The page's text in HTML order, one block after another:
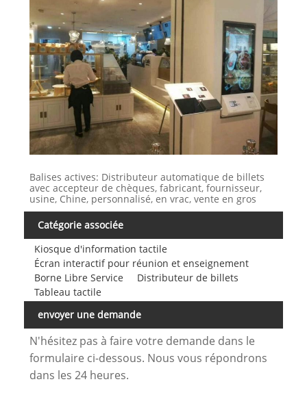
Balises actives: Distributeur automatique de billets
avec accepteur de chèques, fabricant, fournisseur,
usine, Chine, personnalisé, en vrac, vente en gros
Catégorie associée
Kiosque d'information tactile
Écran interactif pour réunion et enseignement
Borne Libre Service
Distributeur de billets
Tableau tactile
envoyer une demande
N'hésitez pas à faire votre demande dans le
formulaire ci-dessous. Nous vous répondrons
dans les 24 heures.